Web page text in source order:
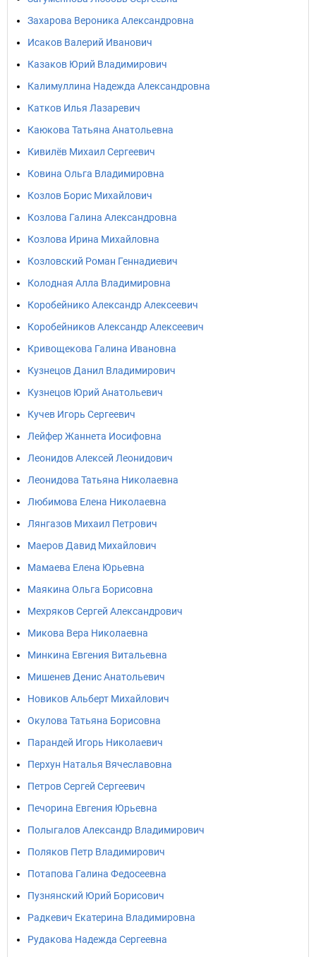
Захарова Вероника Александровна
Исаков Валерий Иванович
Казаков Юрий Владимирович
Калимуллина Надежда Александровна
Катков Илья Лазаревич
Каюкова Татьяна Анатольевна
Кивилёв Михаил Сергеевич
Ковина Ольга Владимировна
Козлов Борис Михайлович
Козлова Галина Александровна
Козлова Ирина Михайловна
Козловский Роман Геннадиевич
Колодная Алла Владимировна
Коробейнико Александр Алексеевич
Коробейников Александр Алексеевич
Кривощекова Галина Ивановна
Кузнецов Данил Владимирович
Кузнецов Юрий Анатольевич
Кучев Игорь Сергеевич
Лейфер Жаннета Иосифовна
Леонидов Алексей Леонидович
Леонидова Татьяна Николаевна
Любимова Елена Николаевна
Лянгазов Михаил Петрович
Маеров Давид Михайлович
Мамаева Елена Юрьевна
Маякина Ольга Борисовна
Мехряков Сергей Александрович
Микова Вера Николаевна
Минкина Евгения Витальевна
Мишенев Денис Анатольевич
Новиков Альберт Михайлович
Окулова Татьяна Борисовна
Парандей Игорь Николаевич
Перхун Наталья Вячеславовна
Петров Сергей Сергеевич
Печорина Евгения Юрьевна
Полыгалов Александр Владимирович
Поляков Петр Владимирович
Потапова Галина Федосеевна
Пузнянский Юрий Борисович
Радкевич Екатерина Владимировна
Рудакова Надежда Сергеевна